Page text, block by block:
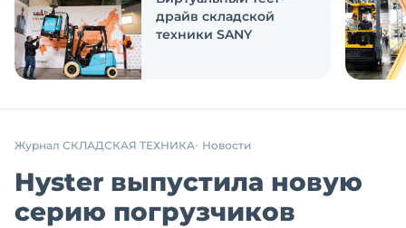
драйв складской
техники SANY
Журнал СКЛАДСКАЯ ТЕХНИКА Новости
Hyster выпустила новую
серию погрузчиков